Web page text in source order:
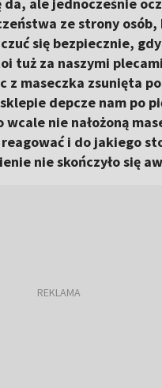
ze strony
się bezpiecznie,
tuż za naszymi
z maseczka zsunięta
depcze nam po
nie nałożoną
i do jakiego
nie skończyło się